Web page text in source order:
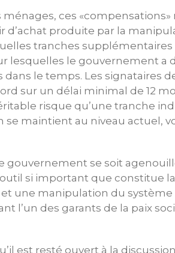
ces «compensations»
produite par la
tranches
lesquelles le gouvernement a
le temps. Les signataires
sur un délai minimal de 12
risque qu’une tranche
se maintient au niveau actuel,
gouvernement se soit
si important que constitue
une manipulation du système
l’un des garants de la paix
est resté ouvert à la